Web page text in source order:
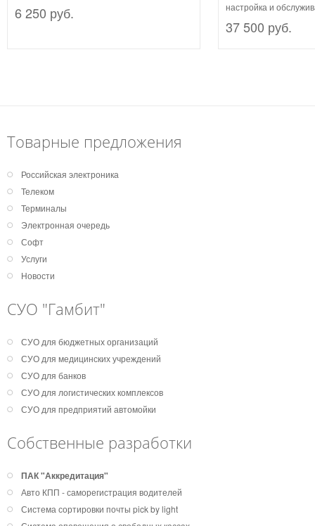
6 250 руб.
настройка и
37 500 руб.
Товарные предложения
Российская электроника
Телеком
Терминалы
Электронная очередь
Софт
Услуги
Новости
СУО "Гамбит"
СУО для бюджетных организаций
СУО для медицинских учреждений
СУО для банков
СУО для логистических комплексов
СУО для предприятий автомойки
Собственные разработки
ПАК "Аккредитация"
Авто КПП - саморегистрация водителей
Система сортировки почты pick by light